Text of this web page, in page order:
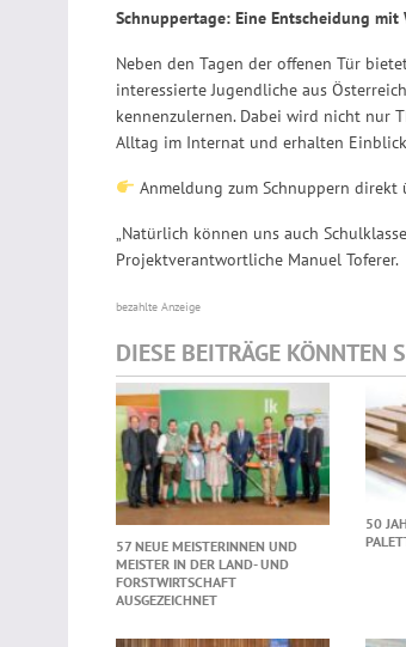
Schnuppertage: Eine Entscheidung mit
Neben den Tagen der offenen Tür
interessierte Jugendliche aus
kennenzulernen. Dabei wird nicht nur
Alltag im Internat und erhalten
Anmeldung zum Schnuppern
„Natürlich können uns auch
Projektverantwortliche Manuel Toferer.
bezahlte Anzeige
DIESE BEITRÄGE KÖNNTEN
57 NEUE MEISTERINNEN UND
MEISTER IN DER LAND- UND
FORSTWIRTSCHAFT
AUSGEZEICHNET
50